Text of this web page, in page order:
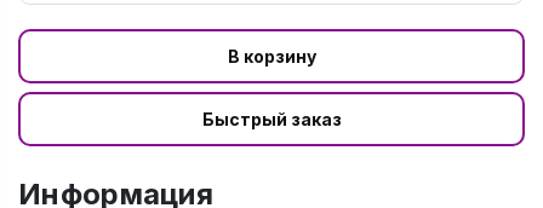
В корзину
Быстрый заказ
Информация